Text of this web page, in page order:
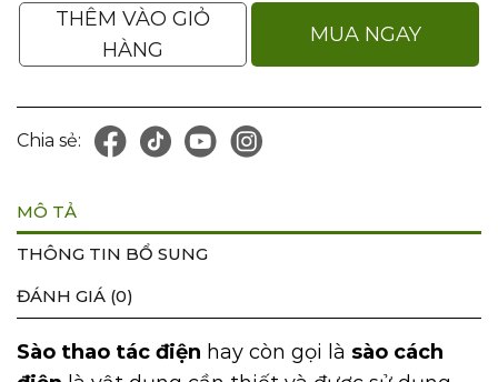
THÊM VÀO GIỎ
HÀNG
MUA NGAY
Chia sẻ:
MÔ TẢ
THÔNG TIN BỔ SUNG
ĐÁNH GIÁ (0)
Sào thao tác điện hay còn gọi là sào cách